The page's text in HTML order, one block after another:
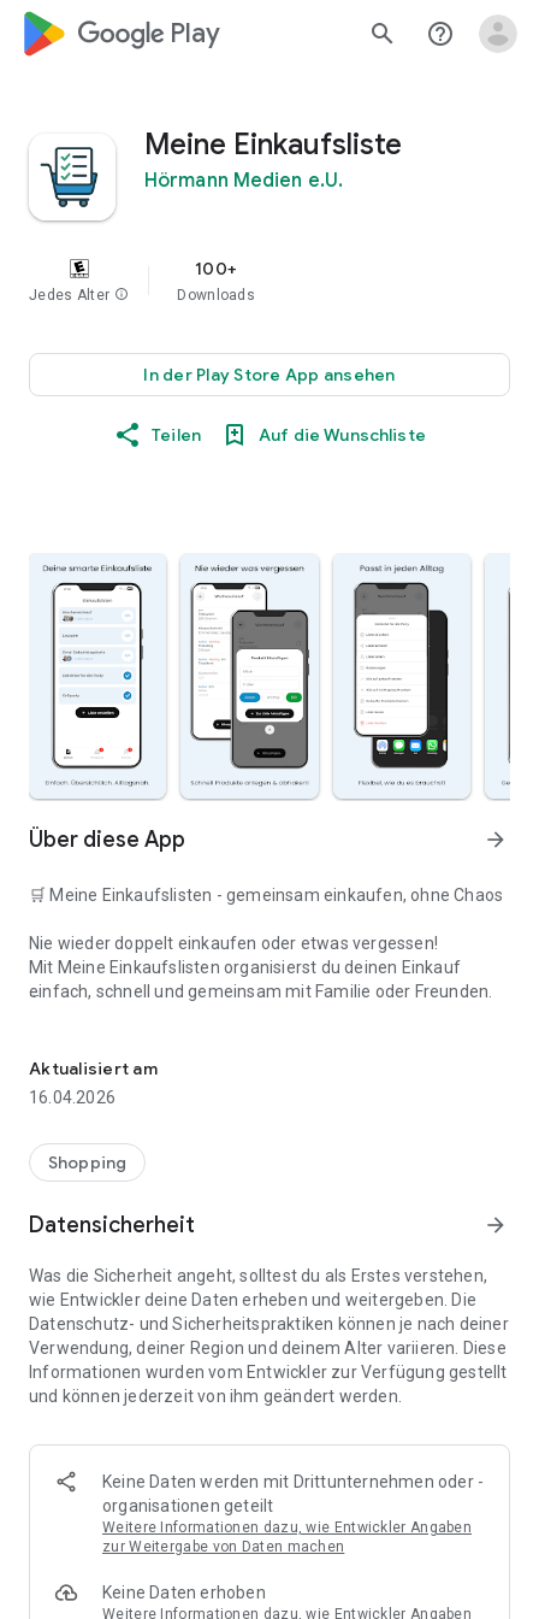
google_logo Play search help_outline
Meine Einkaufsliste
Hörmann Medien e.U.
Jedes Alter info
100+
Downloads
In der Play Store App ansehen
Teilen Auf die Wunschliste
Über diese App arrow_forward
🛒 Meine Einkaufslisten - gemeinsam einkaufen, ohne Chaos
Nie wieder doppelt einkaufen oder etwas vergessen!
Mit Meine Einkaufslisten organisierst du deinen Einkauf
einfach, schnell und gemeinsam mit Familie oder Freunden.
👨‍👩‍👧 Gemeinsame Einkaufslisten in Echtzeit: Alle sehen
⚡ Superschnell & einfach: Liste in Sekunden erstellen und
sofort loslegen.
📱 Immer dabei: Deine Einkaufsliste ist jederzeit auf deinem
🤝 Teilen leicht gemacht: Lade andere ein und erledigt den
Einkauf gemeinsam.
🍳 Zutaten direkt aus Rezepten übernehmen: Importiere
Zutaten von Rezept-Webseiten und verwandle sie
🚀 DEINE VORTEILE IM ALLTAG
* Nie wieder doppelte Einkäufe
* Kein Chaos mehr beim Einkaufen
* Bessere Abstimmung mit Familie & Freunden
* Perfekt für die Essensplanung
Aktualisiert am
16.04.2026
Shopping
Datensicherheit arrow_forward
Was die Sicherheit angeht, solltest du als Erstes verstehen,
wie Entwickler deine Daten erheben und weitergeben. Die
Datenschutz- und Sicherheitspraktiken können je nach deiner
Verwendung, deiner Region und deinem Alter variieren. Diese
Informationen wurden vom Entwickler zur Verfügung gestellt
und können jederzeit von ihm geändert werden.
Keine Daten werden mit Drittunternehmen oder -
organisationen geteilt
Weitere Informationen dazu, wie Entwickler Angaben
zur Weitergabe von Daten machen
Keine Daten erhoben
Weitere Informationen dazu, wie Entwickler Angaben